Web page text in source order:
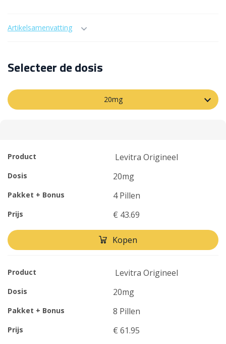
Artikelsamenvatting
Selecteer de dosis
20mg
Product Levitra Origineel
Dosis 20mg
Pakket + Bonus 4 Pillen
Prijs € 43.69
Kopen
Product Levitra Origineel
Dosis 20mg
Pakket + Bonus 8 Pillen
Prijs € 61.95